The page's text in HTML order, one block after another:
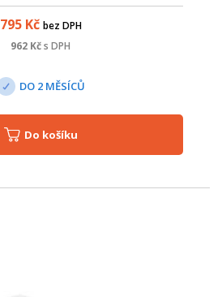
795Kč bez DPH
962 Kčs DPH
DO 2 MĚSÍCŮ
Do košíku